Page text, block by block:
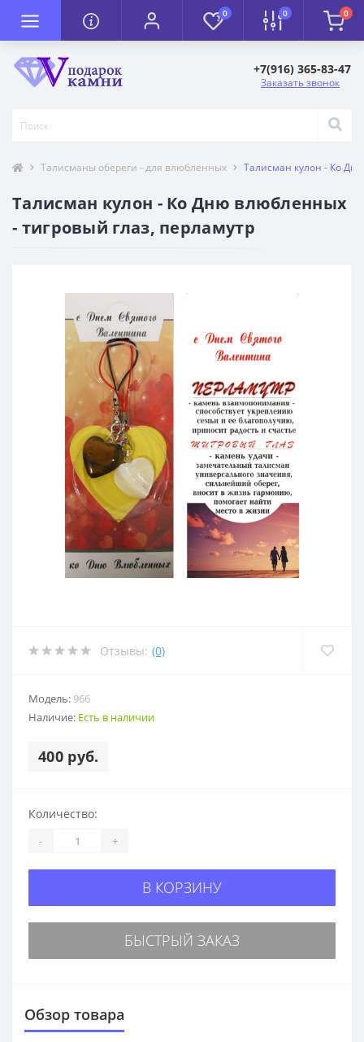
0 0 0
+7(916) 365-83-47
Заказать звонок
Талисманы обереги - для влюбленных Талисман кулон - Ко
Талисман кулон - Ко Дню влюбленных
- тигровый глаз, перламутр
Отзывы: (0)
Модель: 966
Наличие: Есть в наличии
400 руб.
Количество:
- +
В КОРЗИНУ
БЫСТРЫЙ ЗАКАЗ
Обзор товара